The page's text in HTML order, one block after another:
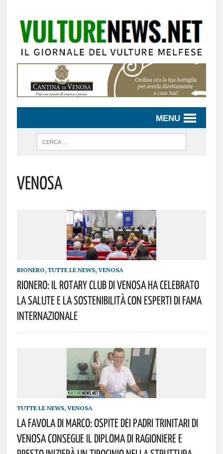
MENU
VENOSA
RIONERO, TUTTE LE NEWS, VENOSA
Rionero: Il Rotary Club Di Venosa Ha Celebrato
La Salute E La Sostenibilità Con Esperti Di Fama
Internazionale
TUTTE LE NEWS, VENOSA
La Favola Di Marco: Ospite Dei Padri Trinitari Di
Venosa Consegue Il Diploma Di Ragioniere E